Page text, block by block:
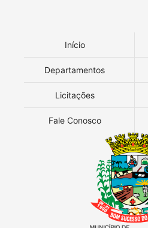
Início
Departamentos
Licitações
Fale Conosco